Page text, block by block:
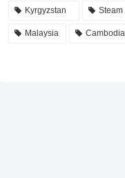
Kyrgyzstan Steam
Malaysia Cambodia